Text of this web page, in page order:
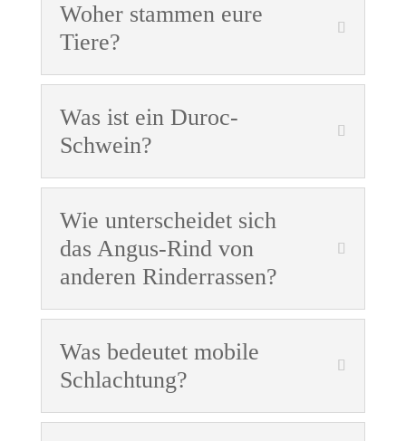
Woher stammen eure
Tiere?
Was ist ein Duroc-
Schwein?
Wie unterscheidet sich
das Angus-Rind von
anderen Rinderrassen?
Was bedeutet mobile
Schlachtung?